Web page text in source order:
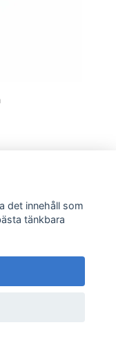
det innehåll som
tänkbara